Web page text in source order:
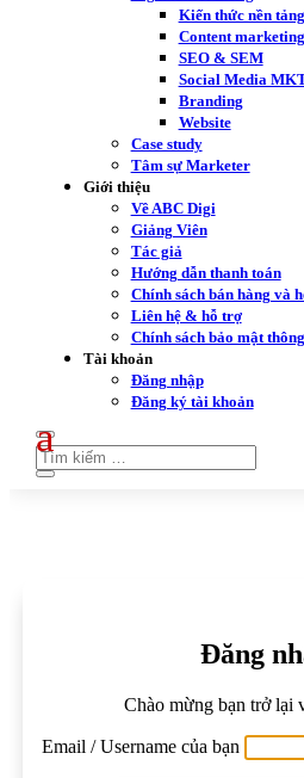
Kiến thức nền tảng
Content marketing
SEO & SEM
Social Media
Branding
Website
Case study
Tâm sự Marketer
Giới thiệu
Về ABC Digi
Giảng Viên
Tác giả
Hướng dẫn thanh toán
Chính sách bán hàng và
Liên hệ & hỗ trợ
Chính sách bảo mật
Tài khoản
Đăng nhập
Đăng ký tài khoản
Đăng
Chào mừng bạn trở
Email / Username của bạn